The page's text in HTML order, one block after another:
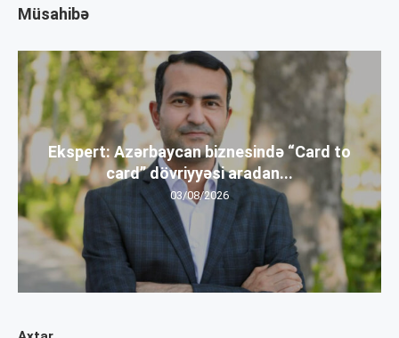
Müsahibə
Ekspert: Azərbaycan biznesində “Card to
card” dövriyyəsi aradan...
03/08/2026